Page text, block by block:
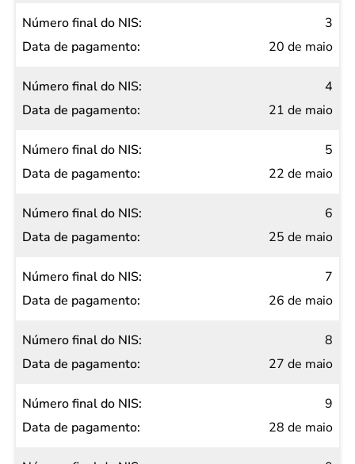
3
20 de maio
4
21 de maio
5
22 de maio
6
25 de maio
7
26 de maio
8
27 de maio
9
28 de maio